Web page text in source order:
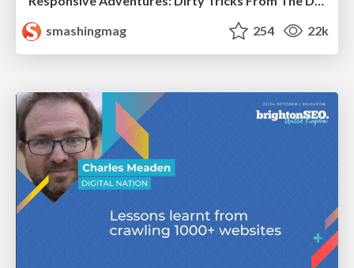
smashingmag
254 22k